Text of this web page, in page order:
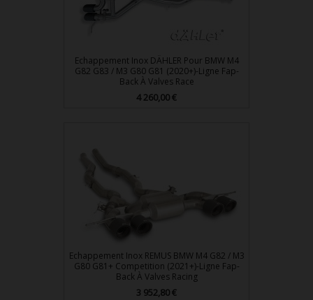
Echappement Inox DÄHLER Pour BMW M4
G82 G83 / M3 G80 G81 (2020+)-Ligne Fap-
Back À Valves Race
Prix
4 260,00 €
Echappement Inox REMUS BMW M4 G82 / M3
G80 G81+ Competition (2021+)-Ligne Fap-
Back À Valves Racing
Prix
3 952,80 €